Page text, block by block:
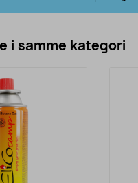
i samme kategori